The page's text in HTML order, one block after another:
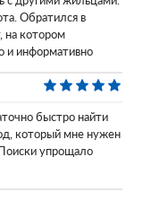
Обратился в
на котором
и информативно
быстро найти
который мне нужен
упрощало